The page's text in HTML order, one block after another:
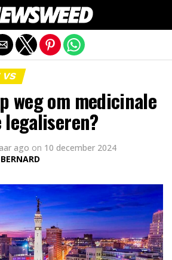
VS
weg om medicinale
ago on 10 december 2024
versie afsluiten